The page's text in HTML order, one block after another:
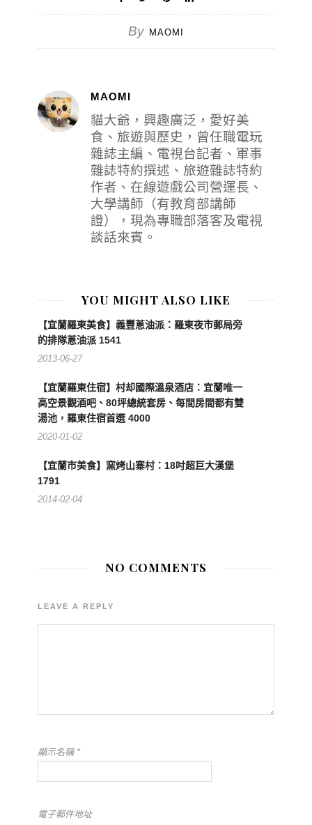
By MAOMI
MAOMI
貓大爺，興趣廣泛，愛好美
食、旅遊與歷史，曾任職電玩
雜誌主編、電視台記者、軍事
雜誌特約撰述、旅遊雜誌特約
作者、在線遊戲公司營運長、
大學講師（有教育部講師
證），現為專職部落客及電視
談話來賓。
YOU MIGHT ALSO LIKE
【宜蘭羅東美食】義豐蔥油派：羅東夜市郵局旁
的排隊蔥油派 1541
2013-06-27
【宜蘭羅東住宿】村却國際溫泉酒店：宜蘭唯一
高空景觀酒吧、80坪總統套房、每間房間都有雙
湯池，羅東住宿首選 4000
2020-01-02
【宜蘭市美食】窯烤山寨村：18吋超巨大漢堡
1791
2014-02-04
NO COMMENTS
LEAVE A REPLY
顯示名稱 *
電子郵件地址